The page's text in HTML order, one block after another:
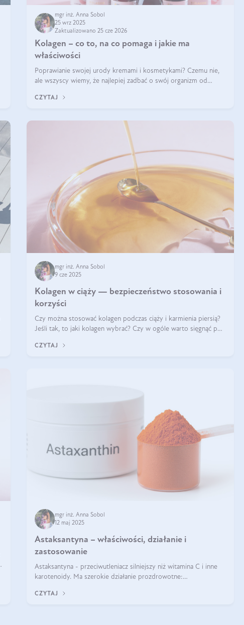
mgr inż. Anna Sobol
25 wrz 2025
Zaktualizowano 25 cze 2026
Kolagen – co to, na co pomaga i jakie ma
właściwości
Poprawianie swojej urody kremami i kosmetykami? Czemu nie,
ale wszyscy wiemy, że najlepiej zadbać o swój organizm od
zewnętrzny prezentował się zdrowo i atrakcyjnie. Stosowanie
CZYTAJ
mgr inż. Anna Sobol
9 cze 2025
Kolagen w ciąży — bezpieczeństwo stosowania i
korzyści
Czy można stosować kolagen podczas ciąży i karmienia piersią?
Jeśli tak, to jaki kolagen wybrać? Czy w ogóle warto sięgnąć po
CZYTAJ
mgr inż. Anna Sobol
12 maj 2025
Astaksantyna – właściwości, działanie i
zastosowanie
Astaksantyna - przeciwutleniacz silniejszy niż witamina C i inne
karotenoidy. Ma szerokie działanie prozdrowotne:
CZYTAJ